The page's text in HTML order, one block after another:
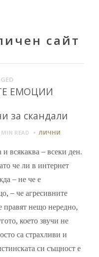
сайт
ЕМОЦИИ
за скандали
MIN READ ЛИЧНИ
всякаква – всеки ден.
че ли в интернет
– не че е
– че агресивните
правят нещо нередно,
което звучи не
са страхливи и
си същност е